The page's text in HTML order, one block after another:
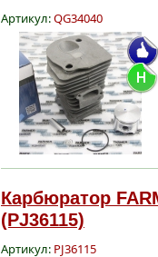
Артикул:QG34040
Карбюратор
(PJ36115)
Артикул: PJ36115